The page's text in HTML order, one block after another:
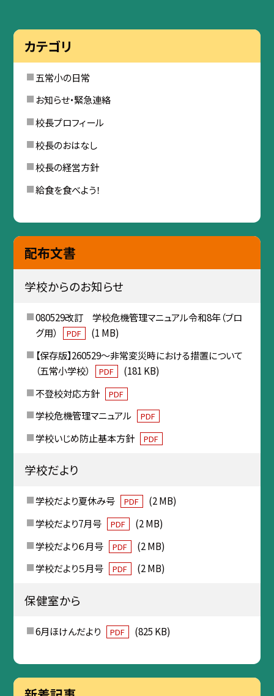
カテゴリ
五常小の日常
お知らせ・緊急連絡
校長プロフィール
校長のおはなし
校長の経営方針
給食を食べよう！
配布文書
学校からのお知らせ
080529改訂 学校危機管理マニュアル令和8年（ブロ
グ用）
PDF
(1 MB)
【保存版】260529〜非常変災時における措置について
（五常小学校）
PDF
(181 KB)
不登校対応方針
PDF
学校危機管理マニュアル PDF
学校いじめ防止基本方針 PDF
学校だより
学校だより夏休み号 PDF
(2 MB)
学校だより7月号
PDF
(2 MB)
学校だより６月号
PDF
(2 MB)
学校だより５月号
PDF (2 MB)
保健室から
6月ほけんだより PDF (825 KB)